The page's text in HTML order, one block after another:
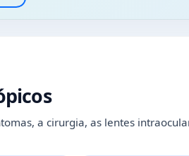
a cirurgia, as lentes